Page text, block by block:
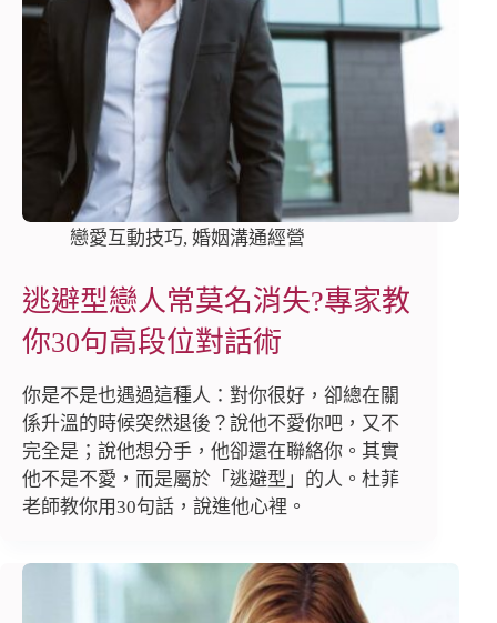
戀愛互動技巧, 婚姻溝通經營
逃避型戀人常莫名消失?專家教
你30句高段位對話術
你是不是也遇過這種人：對你很好，卻總在關
係升溫的時候突然退後？說他不愛你吧，又不
完全是；說他想分手，他卻還在聯絡你。其實
他不是不愛，而是屬於「逃避型」的人。杜菲
老師教你用30句話，說進他心裡。